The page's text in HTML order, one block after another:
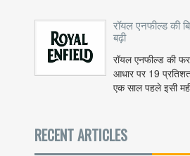
रॉयल एनफील्ड की
बढ़ी
रॉयल एनफील्ड की
आधार पर 19
एक साल पहले इसी
RECENT ARTICLES